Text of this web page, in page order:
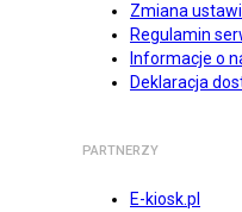
Zmiana
Regulamin
Informacje o
Deklaracja
PARTNERZY
E-kiosk.pl